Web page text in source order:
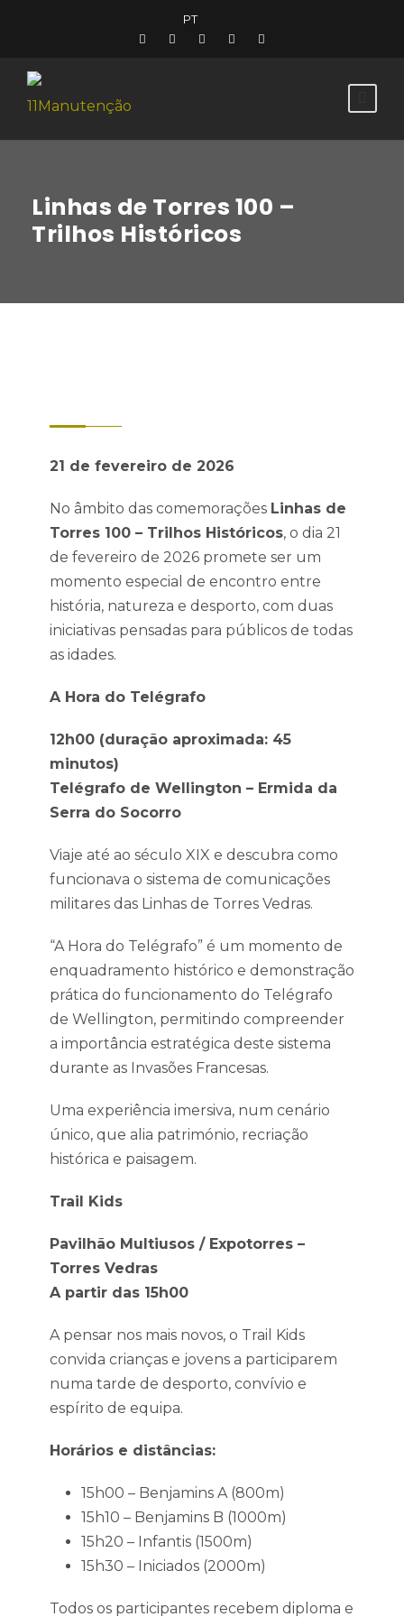
PT
Linhas de Torres 100 –
Trilhos Históricos
21 de fevereiro de 2026
No âmbito das comemorações Linhas de
Torres 100 – Trilhos Históricos, o dia 21
de fevereiro de 2026 promete ser um
momento especial de encontro entre
história, natureza e desporto, com duas
iniciativas pensadas para públicos de todas
as idades.
A Hora do Telégrafo
12h00 (duração aproximada: 45
minutos)
Telégrafo de Wellington – Ermida da
Serra do Socorro
Viaje até ao século XIX e descubra como
funcionava o sistema de comunicações
militares das Linhas de Torres Vedras.
“A Hora do Telégrafo” é um momento de
enquadramento histórico e demonstração
prática do funcionamento do Telégrafo
de Wellington, permitindo compreender
a importância estratégica deste sistema
durante as Invasões Francesas.
Uma experiência imersiva, num cenário
único, que alia património, recriação
histórica e paisagem.
Trail Kids
Pavilhão Multiusos / Expotorres –
Torres Vedras
A partir das 15h00
A pensar nos mais novos, o Trail Kids
convida crianças e jovens a participarem
numa tarde de desporto, convívio e
espírito de equipa.
Horários e distâncias:
15h00 – Benjamins A (800m)
15h10 – Benjamins B (1000m)
15h20 – Infantis (1500m)
15h30 – Iniciados (2000m)
Todos os participantes recebem diploma e